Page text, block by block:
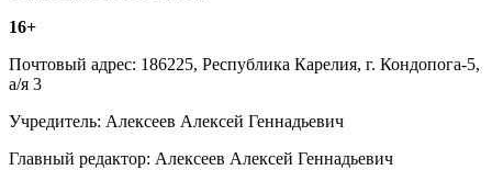
16+
Почтовый адрес: 186225, Республика Карелия, г. Кондопога-5,
а/я 3
Учредитель: Алексеев Алексей Геннадьевич
Главный редактор: Алексеев Алексей Геннадьевич